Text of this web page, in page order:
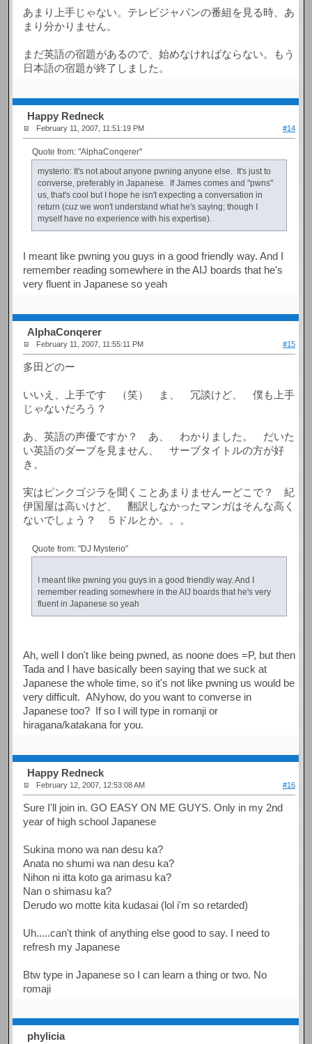
あまり上手じゃない。テレビジャパンの番組を見る時、あ
まり分かりません。
まだ英語の宿題があるので、始めなければならない。もう
日本語の宿題が終了しました。
Happy Redneck
February 11, 2007, 11:51:19 PM #14
Quote from: "AlphaConqerer"
mysterio: It's not about anyone pwning anyone else. It's just to
converse, preferably in Japanese. If James comes and "pwns"
us, that's cool but I hope he isn't expecting a conversation in
return (cuz we won't understand what he's saying; though I
myself have no experience with his expertise).
I meant like pwning you guys in a good friendly way. And I
remember reading somewhere in the AIJ boards that he's
very fluent in Japanese so yeah
AlphaConqerer
February 11, 2007, 11:55:11 PM #15
多田どのー
いいえ、上手です （笑） ま、 冗談けど、 僕も上手
じゃないだろう？
あ、英語の声優ですか？ あ、 わかりました。 だいた
い英語のダーブを見ません、 サーブタイトルの方が好
き。
実はピンクゴジラを聞くことあまりませんーどこで？ 紀
伊国屋は高いけど、 翻訳しなかったマンガはそんな高く
ないでしょう？ ５ドルとか。。。
Quote from: "DJ Mysterio"
I meant like pwning you guys in a good friendly way. And I
remember reading somewhere in the AIJ boards that he's very
fluent in Japanese so yeah
Ah, well I don't like being pwned, as noone does =P, but then
Tada and I have basically been saying that we suck at
Japanese the whole time, so it's not like pwning us would be
very difficult. ANyhow, do you want to converse in
Japanese too? If so I will type in romanji or
hiragana/katakana for you.
Happy Redneck
February 12, 2007, 12:53:08 AM #16
Sure I'll join in. GO EASY ON ME GUYS. Only in my 2nd
year of high school Japanese
Sukina mono wa nan desu ka?
Anata no shumi wa nan desu ka?
Nihon ni itta koto ga arimasu ka?
Nan o shimasu ka?
Derudo wo motte kita kudasai (lol i'm so retarded)
Uh.....can't think of anything else good to say. I need to
refresh my Japanese
Btw type in Japanese so I can learn a thing or two. No
romaji
phylicia